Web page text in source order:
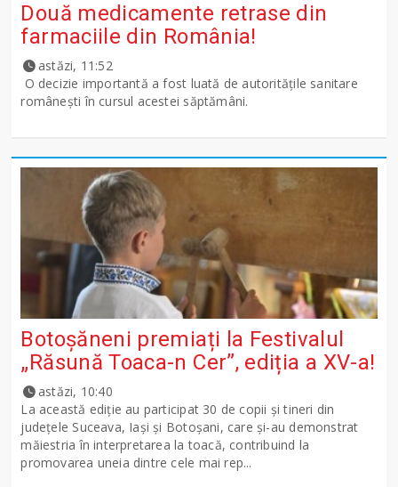
Două medicamente retrase din
farmaciile din România!
astăzi, 11:52
O decizie importantă a fost luată de autoritățile sanitare
românești în cursul acestei săptămâni.
Botoșăneni premiați la Festivalul
„Răsună Toaca-n Cer”, ediția a XV-a!
astăzi, 10:40
La această ediție au participat 30 de copii și tineri din
județele Suceava, Iași și Botoșani, care și-au demonstrat
măiestria în interpretarea la toacă, contribuind la
promovarea uneia dintre cele mai rep...